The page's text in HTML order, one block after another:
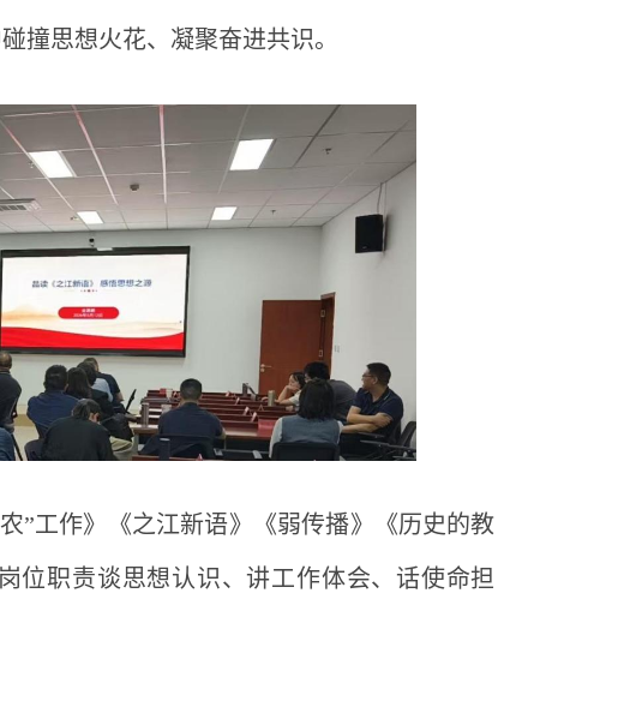
撞思想火花、凝聚奋进共识。
”工作》《之江新语》《弱传播》《历史的教
位职责谈思想认识、讲工作体会、话使命担